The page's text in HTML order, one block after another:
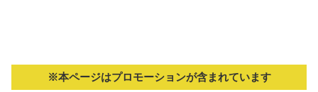
※本ページはプロモーションが含まれています